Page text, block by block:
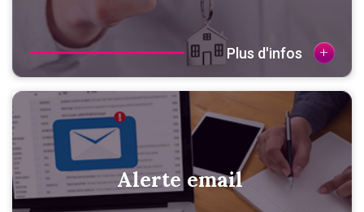
Plus d'infos +
Alerte email